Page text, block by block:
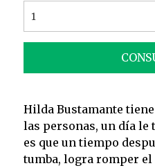
Hilda Bustamante tiene
las personas, un día
es que un tiempo
tumba, logra romper el